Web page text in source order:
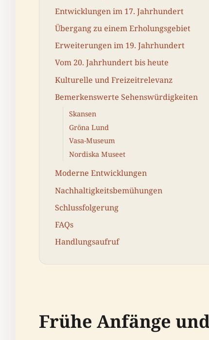
Entwicklungen im 17. Jahrhundert
Übergang zu einem Erholungsgebiet
Erweiterungen im 19. Jahrhundert
Vom 20. Jahrhundert bis heute
Kulturelle und Freizeitrelevanz
Bemerkenswerte Sehenswürdigkeiten
Skansen
Gröna Lund
Vasa-Museum
Nordiska Museet
Moderne Entwicklungen
Nachhaltigkeitsbemühungen
Schlussfolgerung
FAQs
Handlungsaufruf
Frühe Anfänge